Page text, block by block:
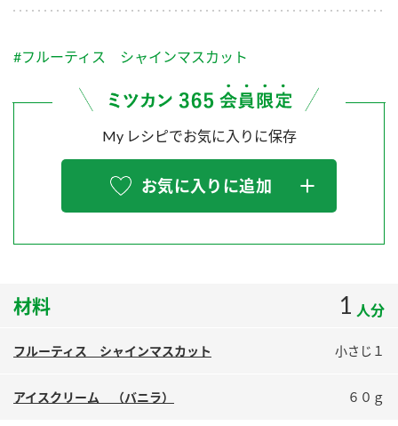
炊き込みご飯の素 米飯用調味液
Fibee
納豆のサイト
三ツ判山吹
スペシャルサイト
お酢を知ろう！
すしラボ
納豆の豆知識
ロングセラー商品 ＋ おすすめレシピ
お客様相談センター
お客様の声をいかしました
販売終了製品のご案内
よくあるご質問
ミツカン公式通販
#フルーティス シャインマスカット
My レシピでお気に入りに保存
お気に入りに追加
材料 1 人分
フルーティス シャインマスカット 小さじ１
アイスクリーム （バニラ） ６０ｇ